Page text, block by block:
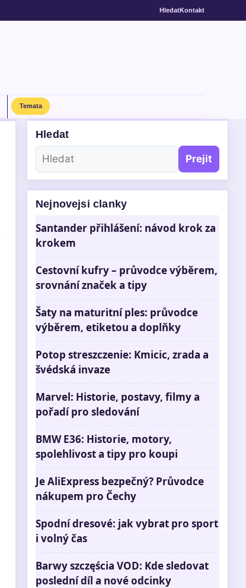
HledatKontakt
Temata
Hledat
Prejit
Nejnovejsi clanky
Santander přihlášení: návod krok za
krokem
Cestovní kufry – průvodce výběrem,
srovnání značek a tipy
Šaty na maturitní ples: průvodce
výběrem, etiketou a doplňky
Potop streszczenie: Kmicic, zrada a
švédská invaze
Marvel: Historie, postavy, filmy a
pořadí pro sledování
BMW E36: Historie, motory,
spolehlivost a tipy pro koupi
Je AliExpress bezpečný? Průvodce
nákupem pro Čechy
Spodní dresové: jak vybrat pro sport
i volný čas
Barwy szczęścia VOD: Kde sledovat
poslední díl a nové odcinky